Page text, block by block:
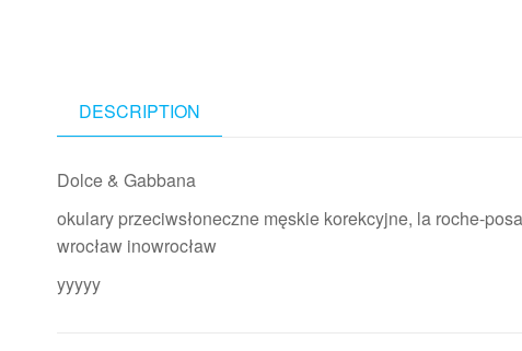
DESCRIPTION
Dolce & Gabbana
okulary przeciwsłoneczne męskie korekcyjne, la roche-
wrocław inowrocław
yyyyy